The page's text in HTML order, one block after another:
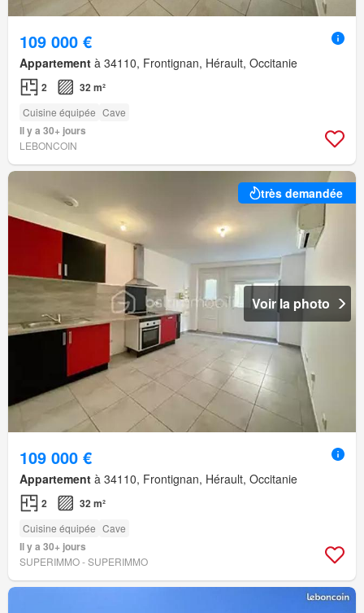
109 000 €
Appartement à 34110, Frontignan, Hérault, Occitanie
2 32 m²
Cuisine équipée Cave
Il y a 30+ jours
LEBONCOIN
très demandée
Voir la photo
109 000 €
Appartement à 34110, Frontignan, Hérault, Occitanie
2 32 m²
Cuisine équipée Cave
Il y a 30+ jours
SUPERIMMO - SUPERIMMO